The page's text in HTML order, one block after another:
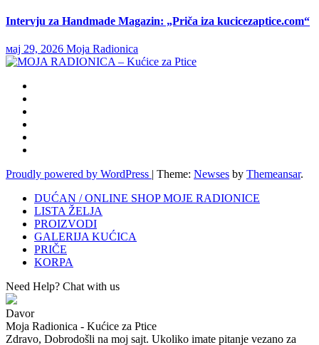
Intervju za Handmade Magazin: „Priča iza kucicezaptice.com“
мај 29, 2026 Moja Radionica
Proudly powered by WordPress | Theme: Newses by Themeansar.
DUĆAN / ONLINE SHOP MOJE RADIONICE
LISTA ŽELJA
PROIZVODI
GALERIJA KUĆICA
PRIČE
KORPA
Need Help? Chat with us
Davor
Moja Radionica - Kućice za Ptice
Zdravo, Dobrodošli na moj sajt. Ukoliko imate pitanje vezano za